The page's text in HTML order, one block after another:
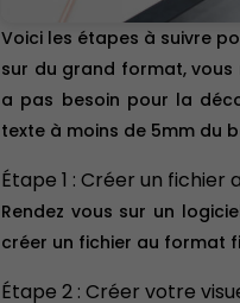
Voici les étapes à suivre
sur du grand format,
a pas besoin pour la
texte à moins de 5mm du
Étape 1 : Créer un fichier
Rendez vous sur un
créer un fichier au format
Étape 2 : Créer votre